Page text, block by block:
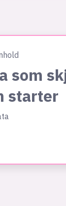
som
starter